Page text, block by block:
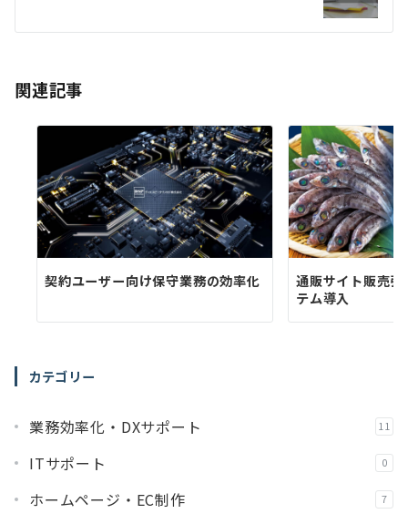
シ
ン
関連記事
契約ユーザー向け保守業務の効率化
通販サイト販売
テム導入
カテゴリー
業務効率化・DXサポート 11
ITサポート 0
ホームページ・EC制作 7